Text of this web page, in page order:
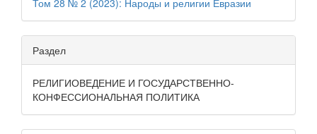
Том 28 № 2 (2023): Народы и религии Евразии
Раздел
РЕЛИГИОВЕДЕНИЕ И ГОСУДАРСТВЕННО-
КОНФЕССИОНАЛЬНАЯ ПОЛИТИКА